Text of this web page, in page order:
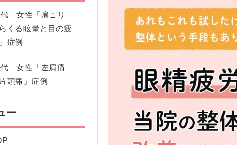
女性「肩こり
くる眩暈と目の疲
症例
女性「左肩痛
頭痛」症例
ー